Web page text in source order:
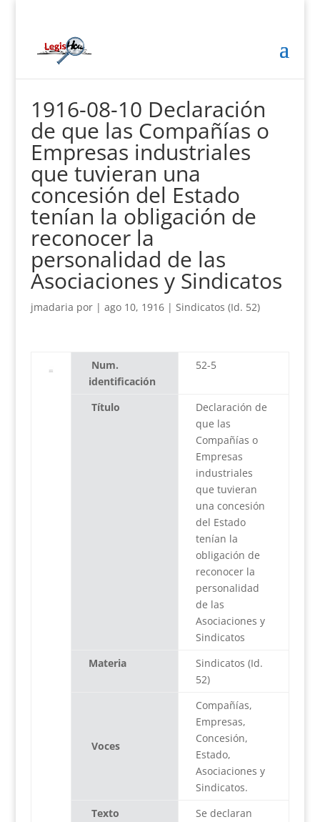
1916-08-10 Declaración
de que las Compañías o
Empresas industriales
que tuvieran una
concesión del Estado
tenían la obligación de
reconocer la
personalidad de las
Asociaciones y Sindicatos
jmadaria por | ago 10, 1916| Sindicatos (Id. 52)
Num.
identificación
52-5
Título
Declaración de
que las
Compañías o
Empresas
industriales
que tuvieran
una concesión
del Estado
tenían la
obligación de
reconocer la
personalidad
de las
Asociaciones y
Sindicatos
Materia
Sindicatos (Id.
52)
Voces
Compañías,
Empresas,
Concesión,
Estado,
Asociaciones y
Sindicatos.
Texto
Se declaran